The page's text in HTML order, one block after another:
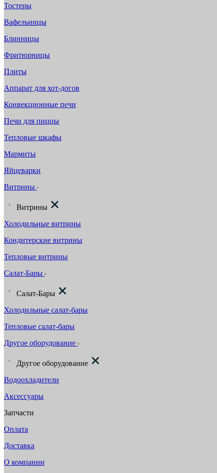
Тостеры
Вафельницы
Блинницы
Фритюрницы
Плиты
Аппарат для хот-догов
Конвекционные печи
Печи для пиццы
Тепловые шкафы
Мармиты
Яйцеварки
Витрины
Витрины
Холодильные витрины
Кондитерские витрины
Тепловые витрины
Салат-Бары
Салат-Бары
Холодильные салат-бары
Тепловые салат-бары
Другое оборудование
Другое оборудование
Водоохладители
Аксессуары
Запчасти
Оплата
Доставка
О компании